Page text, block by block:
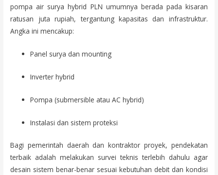
pompa air surya hybrid PLN umumnya berada pada kisaran
ratusan juta rupiah, tergantung kapasitas dan infrastruktur.
Angka ini mencakup:
Panel surya dan mounting
Inverter hybrid
Pompa (submersible atau AC hybrid)
Instalasi dan sistem proteksi
Bagi pemerintah daerah dan kontraktor proyek, pendekatan
terbaik adalah melakukan survei teknis terlebih dahulu agar
desain sistem benar-benar sesuai kebutuhan debit dan kondisi